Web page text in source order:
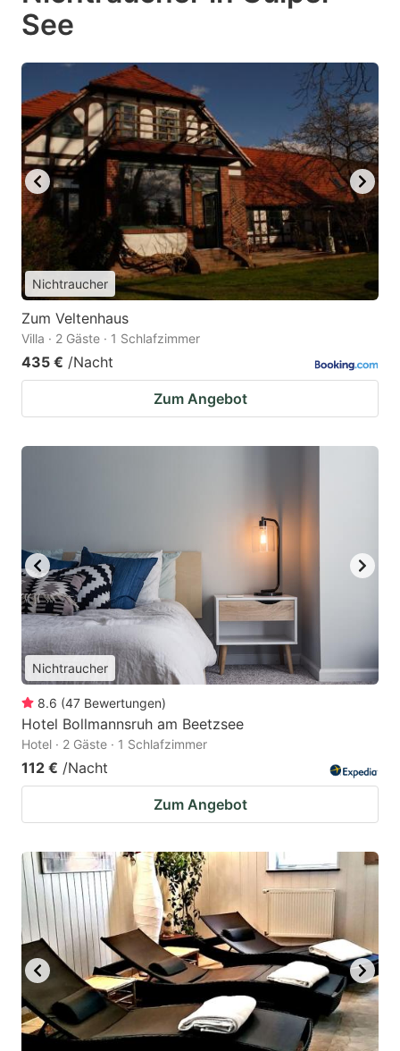
See
Nichtraucher
Zum Veltenhaus
Villa · 2 Gäste · 1 Schlafzimmer
435 € /Nacht
Zum Angebot
Nichtraucher
8.6 (47 Bewertungen)
Hotel Bollmannsruh am Beetzsee
Hotel · 2 Gäste · 1 Schlafzimmer
112 € /Nacht
Zum Angebot